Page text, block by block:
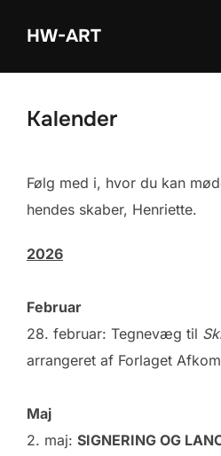
HW-ART
Kalender
Følg med i, hvor du kan
hendes skaber, Henriette.
2026
Februar
28. februar: Tegnevæg til
arrangeret af Forlaget
Maj
2. maj: SIGNERING OG